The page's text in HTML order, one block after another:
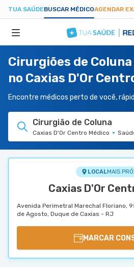
TUA SAÚDEBUSCAR MÉDICOAGENDAR
ESPECIALIDADES
HOSPITAIS
TUASAUDE.COM
Cirurgiões de Coluna
no Caxias D'Or
Encontre médicos perto de você,
Cirurgião de Coluna
Caxias D'Or Centro Médico
LOCALMAIS
Caxias D'Or
Avenida Perimetral Marechal Floriano,
de Agosto, Duque de Caxias - RJ
MARCAR